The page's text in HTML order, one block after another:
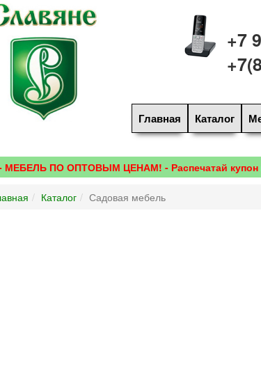
+7
Главная Каталог
ПО ОПТОВЫМ ЦЕНАМ! - Распечатай купон и
Каталог Садовая мебель